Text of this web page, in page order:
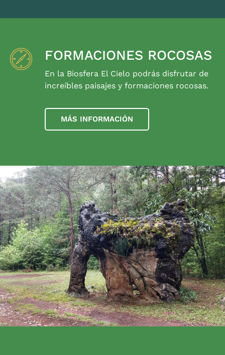
FORMACIONES ROCOSAS
En la Biosfera El Cielo podrás disfrutar de
increíbles paisajes y formaciones rocosas.
MÁS INFORMACIÓN